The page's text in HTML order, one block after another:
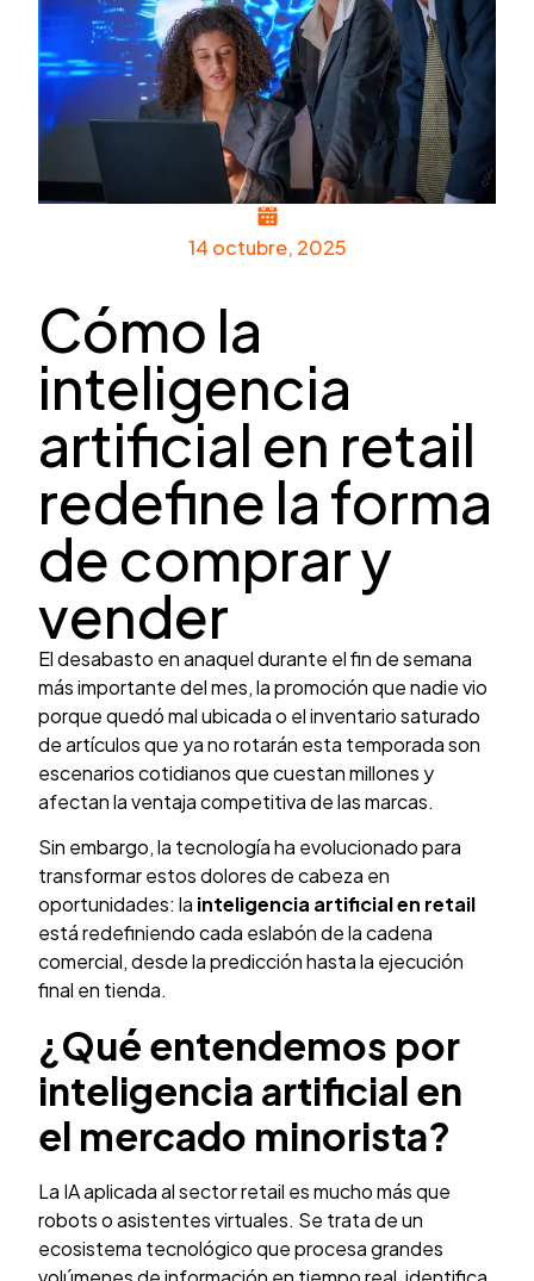
14 octubre, 2025
Cómo la
inteligencia
artificial en retail
redefine la forma
de comprar y
vender
El desabasto en anaquel durante el fin de semana
más importante del mes, la promoción que nadie vio
porque quedó mal ubicada o el inventario saturado
de artículos que ya no rotarán esta temporada son
escenarios cotidianos que cuestan millones y
afectan la ventaja competitiva de las marcas.
Sin embargo, la tecnología ha evolucionado para
transformar estos dolores de cabeza en
oportunidades: la inteligencia artificial en retail
está redefiniendo cada eslabón de la cadena
comercial, desde la predicción hasta la ejecución
final en tienda.
¿Qué entendemos por
inteligencia artificial en
el mercado minorista?
La IA aplicada al sector retail es mucho más que
robots o asistentes virtuales. Se trata de un
ecosistema tecnológico que procesa grandes